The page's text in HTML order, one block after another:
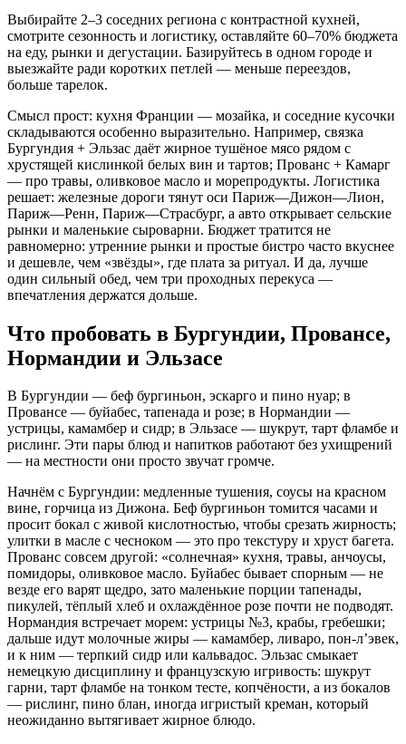
Выбирайте 2–3 соседних региона с контрастной кухней,
смотрите сезонность и логистику, оставляйте 60–70% бюджета
на еду, рынки и дегустации. Базируйтесь в одном городе и
выезжайте ради коротких петлей — меньше переездов,
больше тарелок.
Смысл прост: кухня Франции — мозайка, и соседние кусочки
складываются особенно выразительно. Например, связка
Бургундия + Эльзас даёт жирное тушёное мясо рядом с
хрустящей кислинкой белых вин и тартов; Прованс + Камарг
— про травы, оливковое масло и морепродукты. Логистика
решает: железные дороги тянут оси Париж—Дижон—Лион,
Париж—Ренн, Париж—Страсбург, а авто открывает сельские
рынки и маленькие сыроварни. Бюджет тратится не
равномерно: утренние рынки и простые бистро часто вкуснее
и дешевле, чем «звёзды», где плата за ритуал. И да, лучше
один сильный обед, чем три проходных перекуса —
впечатления держатся дольше.
Что пробовать в Бургундии, Провансе,
Нормандии и Эльзасе
В Бургундии — беф бургиньон, эскарго и пино нуар; в
Провансе — буйабес, тапенада и розе; в Нормандии —
устрицы, камамбер и сидр; в Эльзасе — шукрут, тарт фламбе и
рислинг. Эти пары блюд и напитков работают без ухищрений
— на местности они просто звучат громче.
Начнём с Бургундии: медленные тушения, соусы на красном
вине, горчица из Дижона. Беф бургиньон томится часами и
просит бокал с живой кислотностью, чтобы срезать жирность;
улитки в масле с чесноком — это про текстуру и хруст багета.
Прованс совсем другой: «солнечная» кухня, травы, анчоусы,
помидоры, оливковое масло. Буйабес бывает спорным — не
везде его варят щедро, зато маленькие порции тапенады,
пикулей, тёплый хлеб и охлаждённое розе почти не подводят.
Нормандия встречает морем: устрицы №3, крабы, гребешки;
дальше идут молочные жиры — камамбер, ливаро, пон-л’эвек,
и к ним — терпкий сидр или кальвадос. Эльзас смыкает
немецкую дисциплину и французскую игривость: шукрут
гарни, тарт фламбе на тонком тесте, копчёности, а из бокалов
— рислинг, пино блан, иногда игристый креман, который
неожиданно вытягивает жирное блюдо.